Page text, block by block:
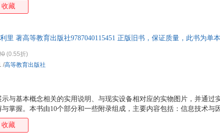
收藏
里 著高等教育出版社9787040115451 正版旧书，保证质量，此书为单
与基本概念相关的实用说明、与现实设备相对应的实物图片，并通过
掌握。本书由10个部分和一些附录组成，主要内容包括：信息技术与
，以及计算机类型、微型计算机硬件知识；应用软件，包括软件在实
数据库管理系统、演示图例、实用与集成软件包；系统软件，包括操
(0.55折)
/高等教育出版社
收藏